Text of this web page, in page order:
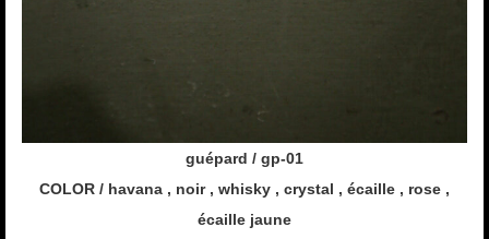
guépard / gp-01
COLOR / havana , noir , whisky , crystal , écaille , rose ,
écaille jaune